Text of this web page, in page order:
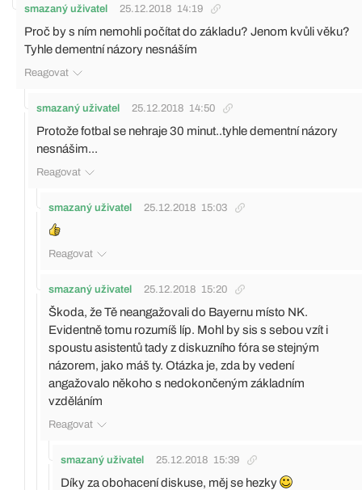
smazaný uživatel 25.12.2018 14:19
Proč by s ním nemohli počítat do základu? Jenom kvůli věku?
Tyhle dementní názory nesnáším
Reagovat
smazaný uživatel 25.12.2018 14:50
Protože fotbal se nehraje 30 minut..tyhle dementní názory
nesnášim...
Reagovat
smazaný uživatel 25.12.2018 15:03
Reagovat
smazaný uživatel 25.12.2018 15:20
Škoda, že Tě neangažovali do Bayernu místo NK.
Evidentně tomu rozumíš líp. Mohl by sis s sebou vzít i
spoustu asistentů tady z diskuzního fóra se stejným
názorem, jako máš ty. Otázka je, zda by vedení
angažovalo někoho s nedokončeným základním
vzděláním
Reagovat
smazaný uživatel 25.12.2018 15:39
Díky za obohacení diskuse, měj se hezky